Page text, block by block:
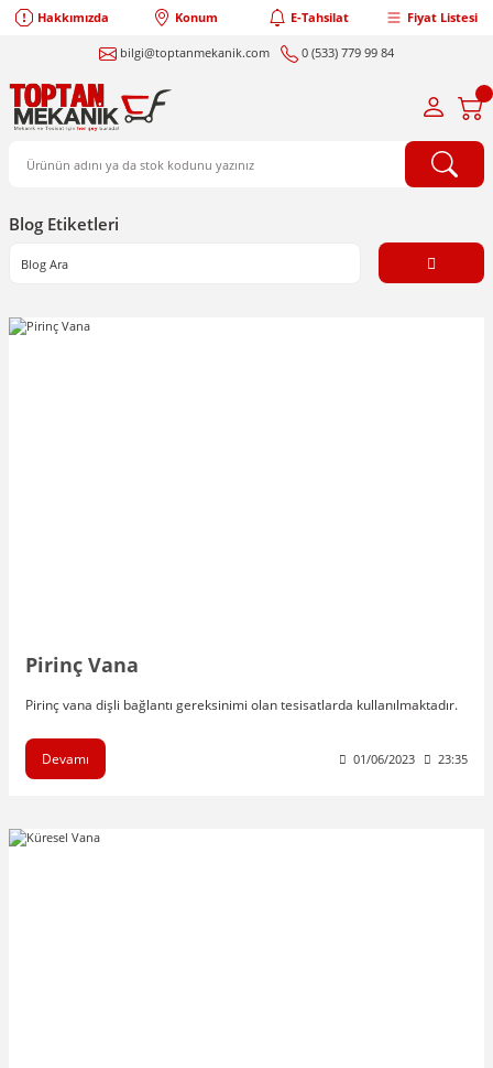
Hakkımızda Konum E-Tahsilat Fiyat Listesi
bilgi@toptanmekanik.com 0 (533) 779 99 84
Blog Etiketleri
Pirinç Vana
Pirinç vana dişli bağlantı gereksinimi olan tesisatlarda kullanılmaktadır.
Devamı 01/06/2023 23:35